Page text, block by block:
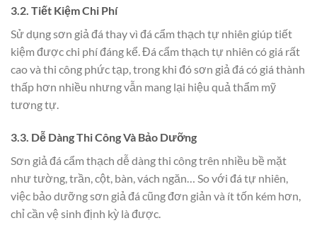
3.2. Tiết Kiệm Chi Phí
Sử dụng sơn giả đá thay vì đá cẩm thạch tự nhiên giúp tiết
kiệm được chi phí đáng kể. Đá cẩm thạch tự nhiên có giá rất
cao và thi công phức tạp, trong khi đó sơn giả đá có giá thành
thấp hơn nhiều nhưng vẫn mang lại hiệu quả thẩm mỹ
tương tự.
3.3. Dễ Dàng Thi Công Và Bảo Dưỡng
Sơn giả đá cẩm thạch dễ dàng thi công trên nhiều bề mặt
như tường, trần, cột, bàn, vách ngăn… So với đá tự nhiên,
việc bảo dưỡng sơn giả đá cũng đơn giản và ít tốn kém hơn,
chỉ cần vệ sinh định kỳ là được.